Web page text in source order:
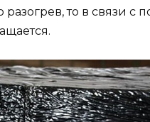
разогрев, то в связи с